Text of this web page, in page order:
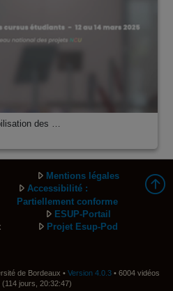
des …
Mentions légales
Accessibilité :
Partiellement conforme
ESUP-Portail
Projet Esup-Pod
de Bordeaux • Version 4.0.3• 6004 vidéos
jours, 20:32:47)